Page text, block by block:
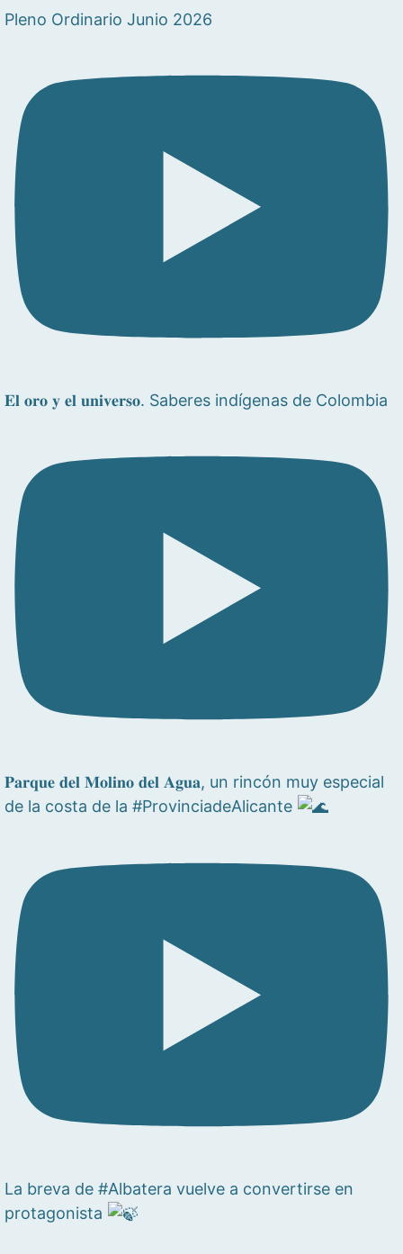
Pleno Ordinario Junio 2026
𝐄𝐥 𝐨𝐫𝐨 𝐲 𝐞𝐥 𝐮𝐧𝐢𝐯𝐞𝐫𝐬𝐨. Saberes indígenas de Colombia
𝐏𝐚𝐫𝐪𝐮𝐞 𝐝𝐞𝐥 𝐌𝐨𝐥𝐢𝐧𝐨 𝐝𝐞𝐥 𝐀𝐠𝐮𝐚, un rincón muy especial
de la costa de la #ProvinciadeAlicante
La breva de #Albatera vuelve a convertirse en
protagonista